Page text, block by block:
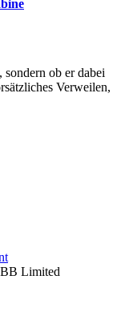
ob er dabei
Verweilen,
Limited